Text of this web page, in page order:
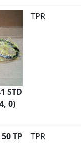
STD
0)
TPR
TP
TPR